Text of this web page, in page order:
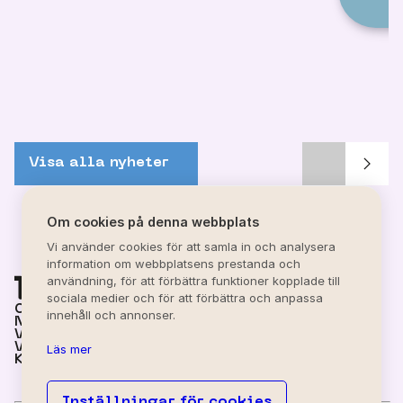
Visa alla nyheter
OM MIRVA
NYHETER
VÅRA KONTOR
VÅRA TJÄNSTER
KONTAKTA OSS
Om cookies på denna webbplats
Vi använder cookies för att samla in och analysera
information om webbplatsens prestanda och
användning, för att förbättra funktioner kopplade till
sociala medier och för att förbättra och anpassa
innehåll och annonser.
Läs mer